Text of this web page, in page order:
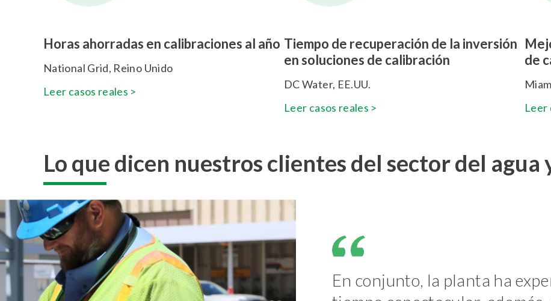
Horas ahorradas en calibraciones al año
National Grid, Reino Unido
Leer casos reales >
Tiempo de recuperación de la inversión
en soluciones de calibración
DC Water, EE.UU.
Leer casos reales >
de
Leer
Lo que dicen nuestros clientes del sector del agua
En conjunto, la planta ha